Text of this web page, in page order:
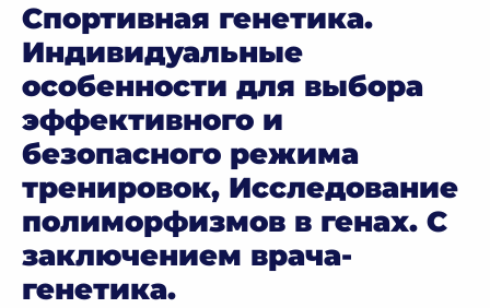
Спортивная генетика.
Индивидуальные
особенности для выбора
эффективного и
безопасного режима
тренировок, Исследование
полиморфизмов в генах. С
заключением врача-
генетика.